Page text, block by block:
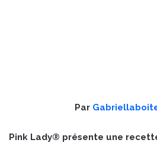
Par
Pink Lady® présente une